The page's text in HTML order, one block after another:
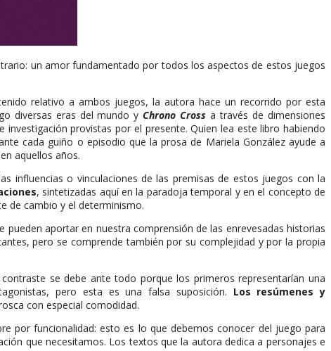
un amor fundamentado por todos los aspectos de estos juegos
relativo a ambos juegos, la autora hace un recorrido por esta
diversas eras del mundo yChrono Cross a través de dimensiones
provistas por el presente. Quien lea este libro habiendo
cada guiño o episodio que la prosa de Mariela González ayude a
aquellos años.
influencias o vinculaciones de las premisas de estos juegos con la
, sintetizadas aquí en la paradoja temporal y en el concepto de
de cambio y el determinismo.
aportar en nuestra comprensión de las enrevesadas historias
pero se comprende también por su complejidad y por la propia
se debe ante todo porque los primeros representarían una
pero esta es una falsa suposición. Los resúmenes y
con especial comodidad.
por funcionalidad: esto es lo que debemos conocer del juego para
que necesitamos. Los textos que la autora dedica a personajes e